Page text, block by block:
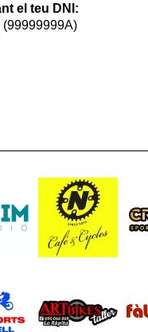
el teu DNI:
(99999999A)